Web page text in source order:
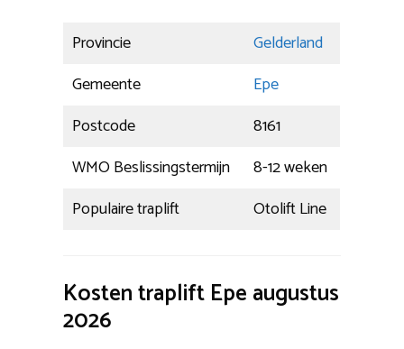
Provincie
Gelderland
Gemeente
Epe
Postcode
8161
WMO Beslissingstermijn
8-12 weken
Populaire traplift
Otolift Line
Kosten traplift Epe augustus
2026